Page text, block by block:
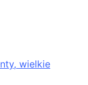
wielkie